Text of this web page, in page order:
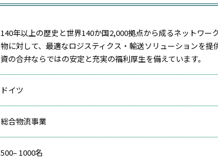
140年以上の歴史と世界140か国2,000拠点から成るネットワー
物に対して、最適なロジスティクス・輸送ソリューションを
資の合弁ならではの安定と充実の福利厚生を備えています。
ドイツ
総合物流事業
500– 1000名